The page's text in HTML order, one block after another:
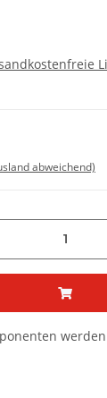
abweichend)